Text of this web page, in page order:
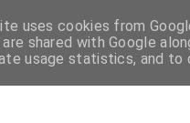
PASTICCERIA ITALIANA
uses cookies from
shared with Google
usage statistics, and to